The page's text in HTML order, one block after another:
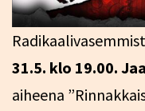
31.5. klo 19.00.
aiheena